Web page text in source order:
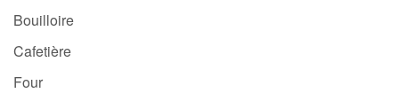
Bouilloire
Cafetière
Four